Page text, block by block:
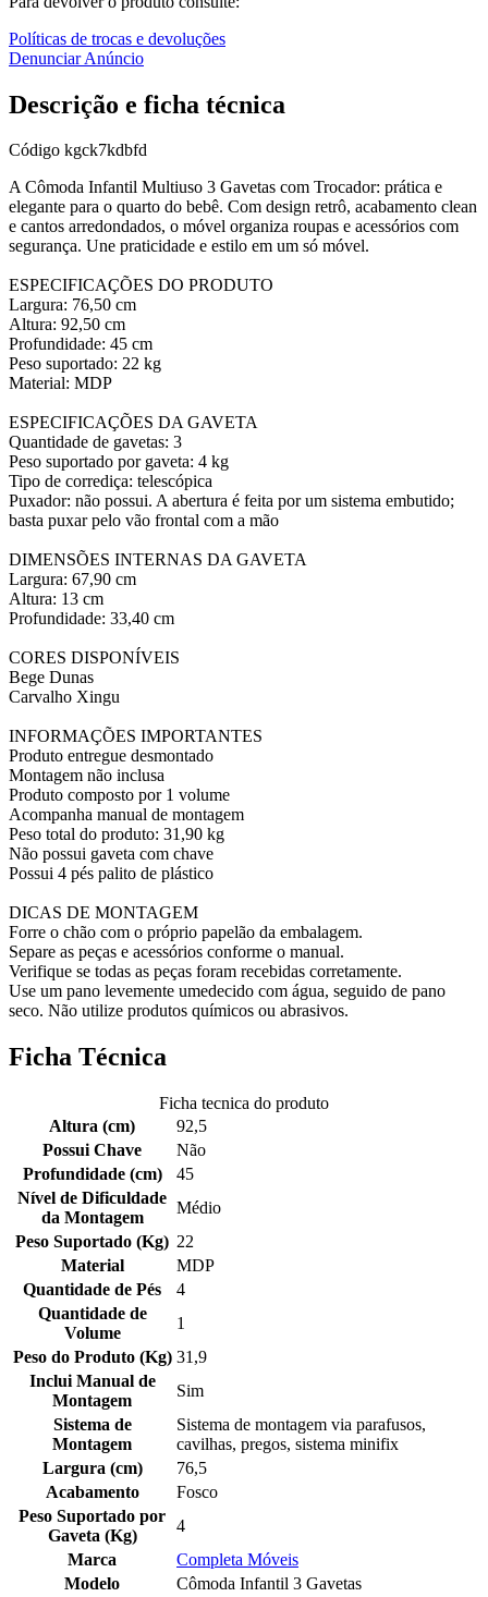
Políticas de trocas e devoluções
Denunciar Anúncio
Descrição e ficha técnica
Código kgck7kdbfd
A Cômoda Infantil Multiuso 3 Gavetas com Trocador: prática e
elegante para o quarto do bebê. Com design retrô, acabamento clean
e cantos arredondados, o móvel organiza roupas e acessórios com
segurança. Une praticidade e estilo em um só móvel.
ESPECIFICAÇÕES DO PRODUTO
Largura: 76,50 cm
Altura: 92,50 cm
Profundidade: 45 cm
Peso suportado: 22 kg
Material: MDP
ESPECIFICAÇÕES DA GAVETA
Quantidade de gavetas: 3
Peso suportado por gaveta: 4 kg
Tipo de corrediça: telescópica
Puxador: não possui. A abertura é feita por um sistema embutido;
basta puxar pelo vão frontal com a mão
DIMENSÕES INTERNAS DA GAVETA
Largura: 67,90 cm
Altura: 13 cm
Profundidade: 33,40 cm
CORES DISPONÍVEIS
Bege Dunas
Carvalho Xingu
INFORMAÇÕES IMPORTANTES
Produto entregue desmontado
Montagem não inclusa
Produto composto por 1 volume
Acompanha manual de montagem
Peso total do produto: 31,90 kg
Não possui gaveta com chave
Possui 4 pés palito de plástico
DICAS DE MONTAGEM
Forre o chão com o próprio papelão da embalagem.
Separe as peças e acessórios conforme o manual.
Verifique se todas as peças foram recebidas corretamente.
Use um pano levemente umedecido com água, seguido de pano
seco. Não utilize produtos químicos ou abrasivos.
Ficha Técnica
Ficha tecnica do produto
Altura (cm)
92,5
Possui Chave
Não
Profundidade (cm)
45
Nível de Dificuldade
da Montagem
Médio
Peso Suportado (Kg) 22
Material
MDP
Quantidade de Pés
4
Quantidade de
Volume
1
Peso do Produto (Kg) 31,9
Inclui Manual de
Montagem
Sim
Sistema de
Montagem
Sistema de montagem via parafusos,
cavilhas, pregos, sistema minifix
Largura (cm)
76,5
Acabamento
Fosco
Peso Suportado por
Gaveta (Kg)
4
Marca
Completa Móveis
Modelo
Cômoda Infantil 3 Gavetas